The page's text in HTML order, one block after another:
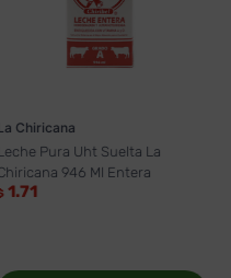
Chiricana
Pura Uht Suelta La
946 Ml Entera
1.71